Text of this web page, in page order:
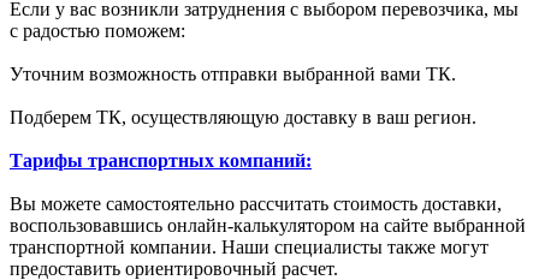
Если у вас возникли затруднения с выбором перевозчика, мы
с радостью поможем:
Уточним возможность отправки выбранной вами ТК.
Подберем ТК, осуществляющую доставку в ваш регион.
Тарифы транспортных компаний:
Вы можете самостоятельно рассчитать стоимость доставки,
воспользовавшись онлайн-калькулятором на сайте выбранной
транспортной компании. Наши специалисты также могут
предоставить ориентировочный расчет.